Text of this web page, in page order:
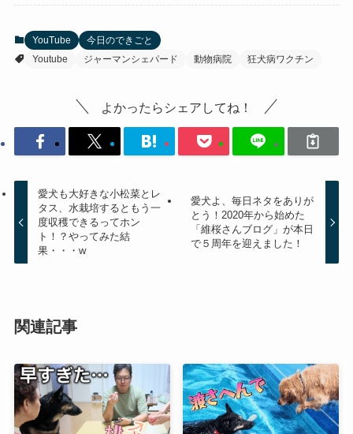
YouTube
今日のできごと
Youtube
ジャーマンシェパード 動物病院 狂犬病ワクチン
よかったらシェアしてね！
愛犬も大好きな小松菜とレ
タス、水栽培するともう一
度収穫できるってホン
ト！？やってみた結
果・・・w
愛犬よ、毎日ネタをありが
とう！2020年から始めた
「維桜さんブログ」が本日
で５周年を迎えました！
関連記事